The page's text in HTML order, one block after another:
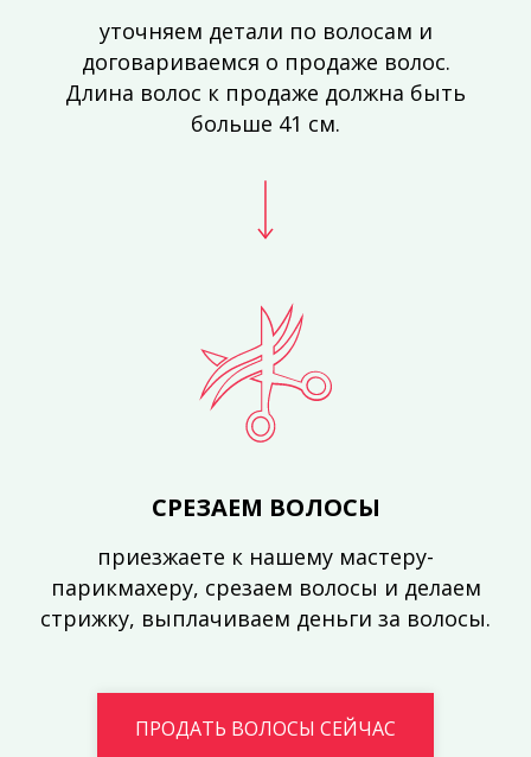
уточняем детали по волосам и
договариваемся о продаже волос.
Длина волос к продаже должна быть
больше 41 см.
СРЕЗАЕМ ВОЛОСЫ
приезжаете к нашему мастеру-
парикмахеру, срезаем волосы и делаем
стрижку, выплачиваем деньги за волосы.
ПРОДАТЬ ВОЛОСЫ СЕЙЧАС